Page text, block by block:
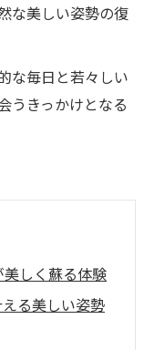
な美しい姿勢の復
な毎日と若々しい
うきっかけとなる
しく蘇る体験
る美しい姿勢